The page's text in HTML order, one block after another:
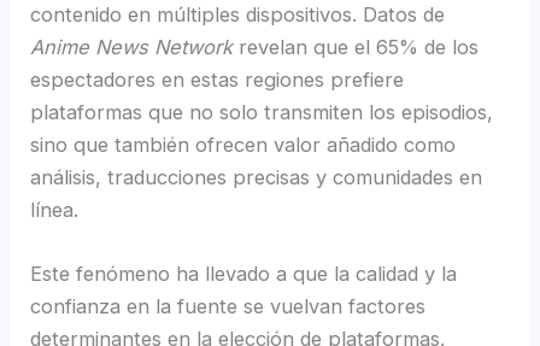
contenido en múltiples dispositivos. Datos de
Anime News Networkrevelan que el 65% de los
espectadores en estas regiones prefiere
plataformas que no solo transmiten los episodios,
sino que también ofrecen valor añadido como
análisis, traducciones precisas y comunidades en
línea.
Este fenómeno ha llevado a que la calidad y la
confianza en la fuente se vuelvan factores
determinantes en la elección de plataformas.